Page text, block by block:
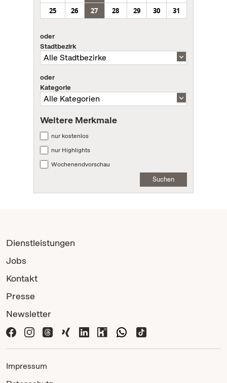
25
26 27 28 29 30 31
oder
Stadtbezirk
oder
Kategorie
Weitere Merkmale
nur kostenlos
nur Highlights
Wochenendvorschau
Suchen
Dienstleistungen
Jobs
Kontakt
Presse
Newsletter
Impressum